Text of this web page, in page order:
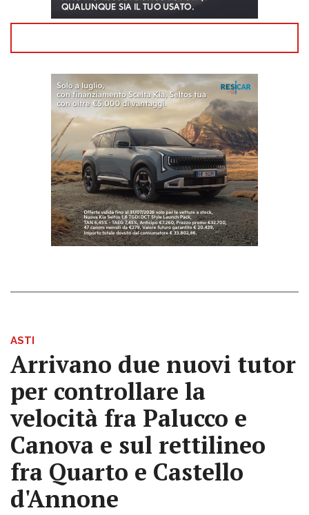
ASTI
Arrivano due nuovi tutor
per controllare la
velocità fra Palucco e
Canova e sul rettilineo
fra Quarto e Castello
d'Annone